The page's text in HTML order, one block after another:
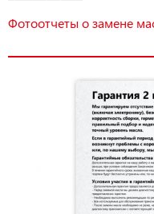
Фотоотчеты о замене